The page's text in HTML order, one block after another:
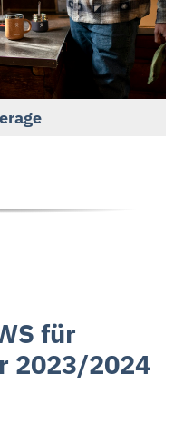
für
2023/2024